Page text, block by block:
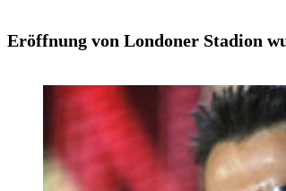
Eröffnung von Londoner Stadion